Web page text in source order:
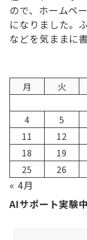
ので、ホームペ
になりました。
などを気ままに
月 火
4
5
11
12
18
19
25
26
« 4月
AIサポート実験中